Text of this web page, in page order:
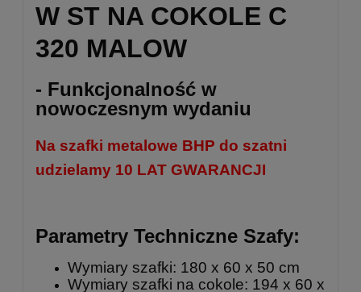
W ST NA COKOLE C
320 MALOW
- Funkcjonalność w
nowoczesnym wydaniu
Na szafki metalowe BHP do szatni
udzielamy 10 LAT GWARANCJI
Parametry Techniczne Szafy:
Wymiary szafki: 180 x 60 x 50 cm
Wymiary szafki na cokole: 194 x 60 x